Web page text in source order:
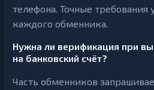
телефона. Точные требования
каждого обменника.
Нужна ли верификация при
на банковский счёт?
Часть обменников